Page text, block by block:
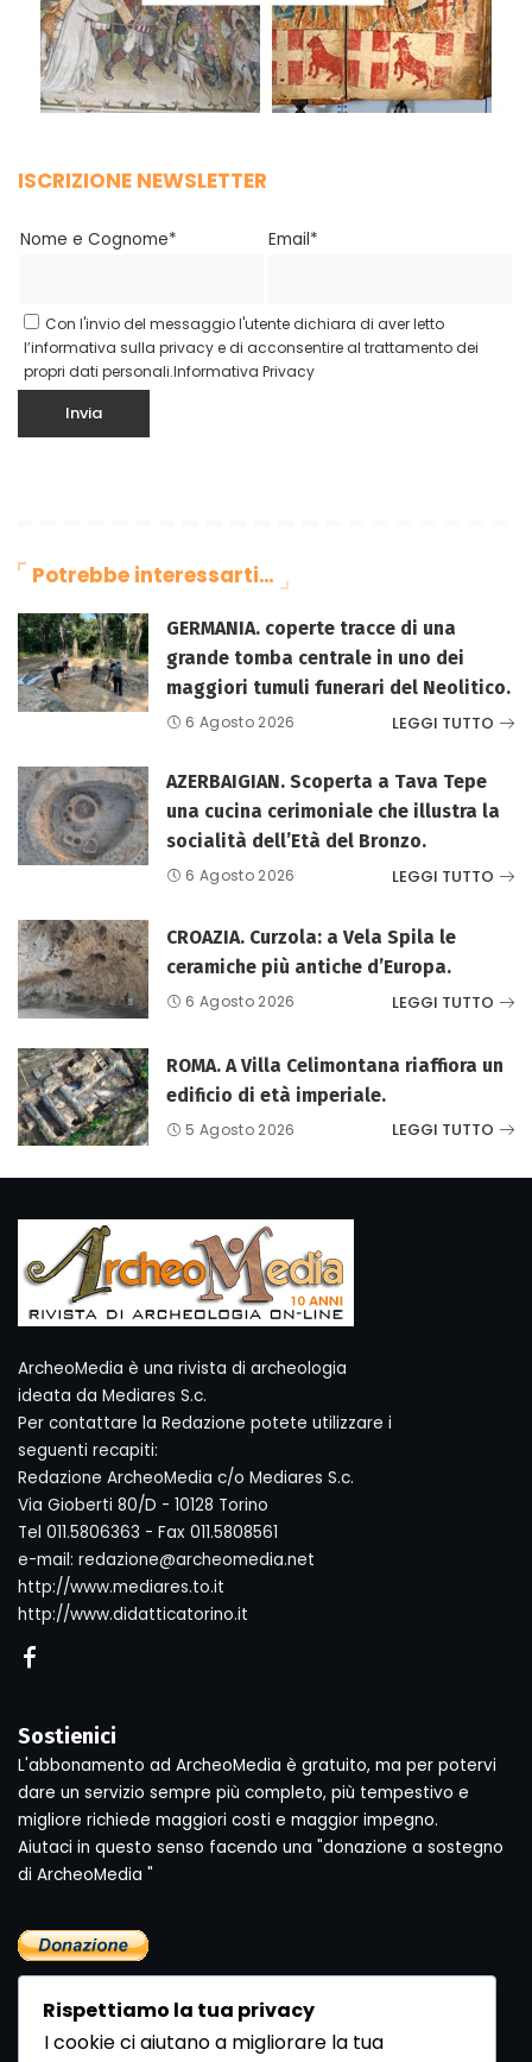
ISCRIZIONE NEWSLETTER
Nome e Cognome* Email*
Con l'invio del messaggio l'utente dichiara di aver letto
l’informativa sulla privacy e di acconsentire al trattamento dei
propri dati personali.Informativa Privacy
Potrebbe interessarti…
GERMANIA. coperte tracce di una
grande tomba centrale in uno dei
maggiori tumuli funerari del Neolitico.
6 Agosto 2026 LEGGI TUTTO
AZERBAIGIAN. Scoperta a Tava Tepe
una cucina cerimoniale che illustra la
socialità dell’Età del Bronzo.
6 Agosto 2026 LEGGI TUTTO
CROAZIA. Curzola: a Vela Spila le
ceramiche più antiche d’Europa.
6 Agosto 2026 LEGGI TUTTO
ROMA. A Villa Celimontana riaffiora un
edificio di età imperiale.
5 Agosto 2026 LEGGI TUTTO
ArcheoMedia è una rivista di archeologia
ideata da Mediares S.c.
Per contattare la Redazione potete utilizzare i
seguenti recapiti:
Redazione ArcheoMedia c/o Mediares S.c.
Via Gioberti 80/D - 10128 Torino
Tel 011.5806363 - Fax 011.5808561
e-mail: redazione@archeomedia.net
http://www.mediares.to.it
http://www.didatticatorino.it
Sostienici
L'abbonamento ad ArcheoMedia è gratuito, ma per potervi
dare un servizio sempre più completo, più tempestivo e
migliore richiede maggiori costi e maggior impegno.
Aiutaci in questo senso facendo una "donazione a sostegno
di ArcheoMedia "
Rispettiamo la tua privacy
I cookie ci aiutano a migliorare la tua